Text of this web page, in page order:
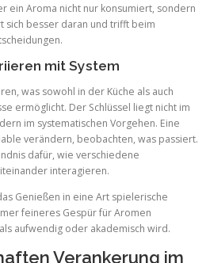
ein Aroma nicht nur konsumiert, sondern
sich besser daran und trifft beim
mit System
was sowohl in der Küche als auch
ermöglicht. Der Schlüssel liegt nicht im
im systematischen Vorgehen. Eine
verändern, beobachten, was passiert.
dafür, wie verschiedene
interagieren.
Genießen in eine Art spielerische
feineres Gespür für Aromen
aufwendig oder akademisch wird.
Verankerung im